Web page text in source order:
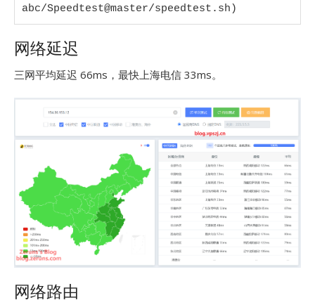
abc/Speedtest@master/speedtest.sh)
网络延迟
三网平均延迟 66ms，最快上海电信 33ms。
网络路由